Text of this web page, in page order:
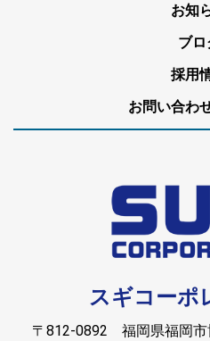
お知
ブロ
採用
お問い合わ
スギコーポ
〒812-0892 福岡県福岡市